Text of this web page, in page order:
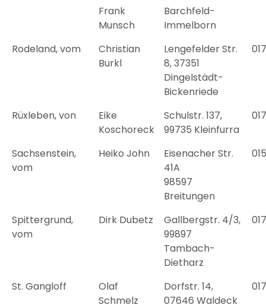
Frank
Munsch
Barchfeld-
Immelborn
Rodeland, vom
Christian
Burkl
Lengefelder Str.
8, 37351
Dingelstädt-
Bickenriede
Rüxleben, von
Eike
Koschoreck
Schulstr. 137,
99735 Kleinfurra
Sachsenstein,
vom
Heiko John
Eisenacher Str.
41A
98597
Breitungen
Spittergrund,
vom
Dirk Dubetz
Gallbergstr. 4/3,
99897
Tambach-
Dietharz
St. Gangloff
Olaf
Schmelz
Dorfstr. 14,
07646 Waldeck